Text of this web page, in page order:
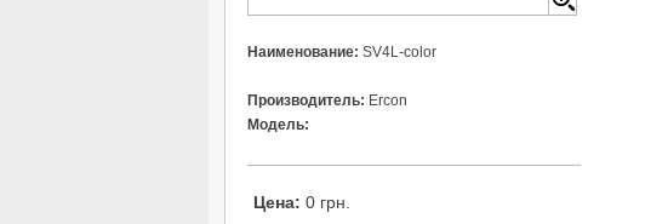
Наименование: SV4L-color
Производитель: Ercon
Модель:
Цена: 0 грн.